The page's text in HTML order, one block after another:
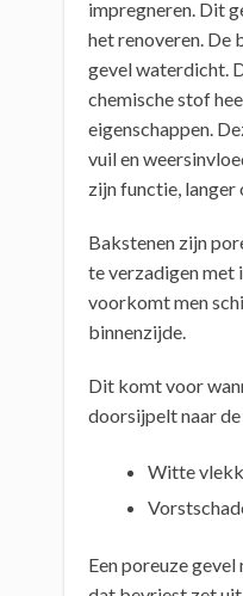
impregneren. Dit
het renoveren. De
gevel waterdicht.
chemische stof
eigenschappen.
vuil en
zijn functie, langer
Bakstenen zijn
te verzadigen met
voorkomt men
binnenzijde.
Dit komt voor
doorsijpelt naar
Witte
Een poreuze